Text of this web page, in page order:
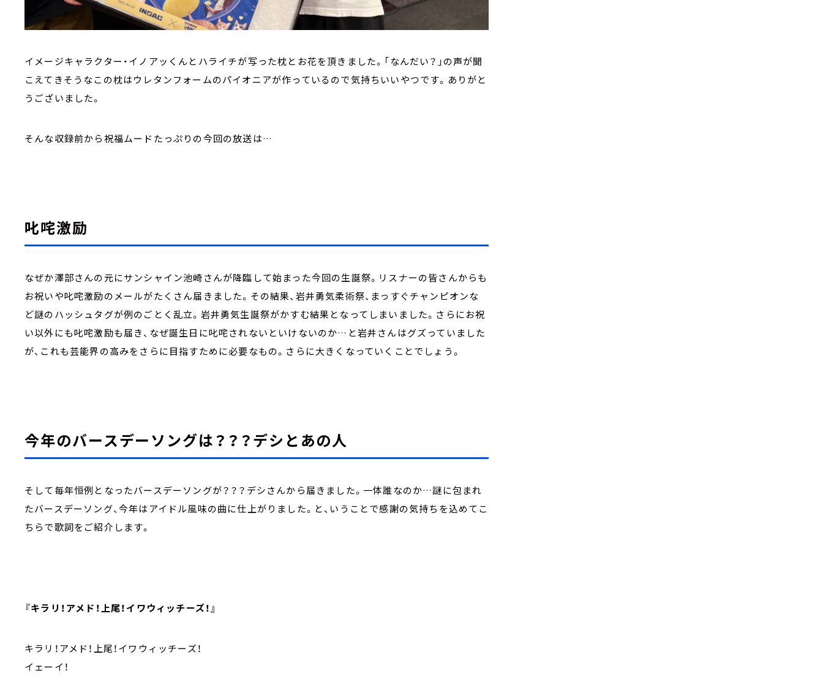
イメージキャラクター・イノアッくんとハライチが写った枕とお花を頂きました。「なんだい？」の声が聞
こえてきそうなこの枕はウレタンフォームのパイオニアが作っているので気持ちいいやつです。ありがと
うございました。
そんな収録前から祝福ムードたっぷりの今回の放送は…
叱咤激励
なぜか澤部さんの元にサンシャイン池崎さんが降臨して始まった今回の生誕祭。リスナーの皆さんからも
お祝いや叱咤激励のメールがたくさん届きました。その結果、岩井勇気柔術祭、まっすぐチャンピオンな
ど謎のハッシュタグが例のごとく乱立。岩井勇気生誕祭がかすむ結果となってしまいました。さらにお祝
い以外にも叱咤激励も届き、なぜ誕生日に叱咤されないといけないのか…と岩井さんはグズっていました
が、これも芸能界の高みをさらに目指すために必要なもの。さらに大きくなっていくことでしょう。
今年のバースデーソングは？？？デシとあの人
そして毎年恒例となったバースデーソングが？？？デシさんから届きました。一体誰なのか…謎に包まれ
たバースデーソング、今年はアイドル風味の曲に仕上がりました。と、いうことで感謝の気持ちを込めてこ
ちらで歌詞をご紹介します。
『キラリ！アメド！上尾！イワウィッチーズ！』
キラリ！アメド！上尾！イワウィッチーズ！
イェーイ！